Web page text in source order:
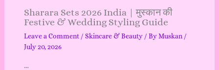
Sharara Sets 2026 India | मुस्कान की
Festive & Wedding Styling Guide
Leave a Comment / Skincare & Beauty/ ByMuskan /
July 20, 2026
…